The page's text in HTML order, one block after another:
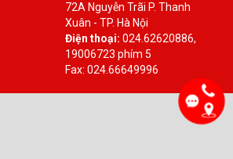
72A Nguyễn Trãi P. Thanh
Xuân - TP. Hà Nội
Điện thoại: 024.62620886,
19006723 phím 5
Fax: 024.66649996